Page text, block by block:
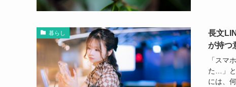
暮らし
長文
が持つ
「スマ
た…」と
には、